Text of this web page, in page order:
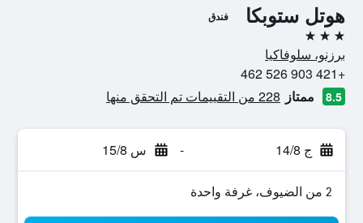
هوتل ستوبكا فندق
3 نجوم
برزنو، سلوفاكيا
+421 903 526 462
8.5 ممتاز 228 من التقييمات تم التحقق منها
ج 14/8 - س 15/8
2 من الضيوف، غرفة واحدة